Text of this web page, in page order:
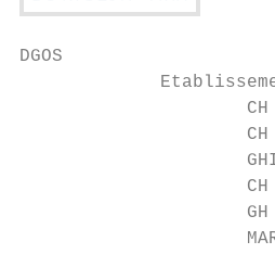
DGOS
CH
CH
GH